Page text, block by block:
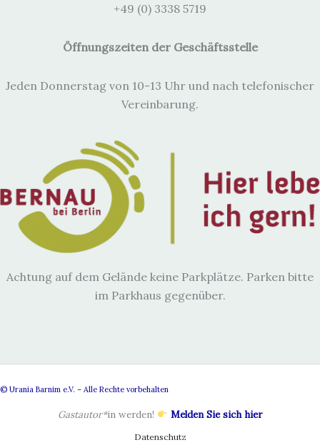
+49 (0) 3338 5719
Öffnungszeiten der Geschäftsstelle
Jeden Donnerstag von 10-13 Uhr und nach telefonischer
Vereinbarung.
Achtung auf dem Gelände keine Parkplätze. Parken bitte
im Parkhaus gegenüber.
© Urania Barnim e.V. – Alle Rechte vorbehalten
Gastautor*in werden! Melden Sie sich hier
Datenschutz